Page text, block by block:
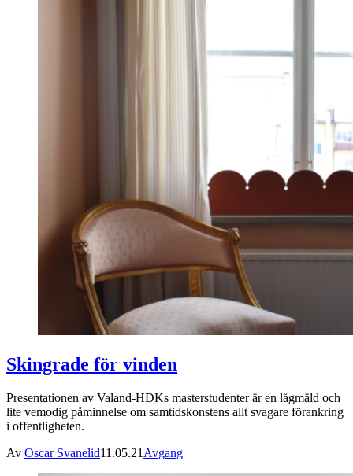
Skingrade för vinden
Presentationen av Valand-HDKs masterstudenter är en lågmäld och
lite vemodig påminnelse om samtidskonstens allt svagare förankring
i offentligheten.
Av Oscar Svanelid11.05.21 Avgang